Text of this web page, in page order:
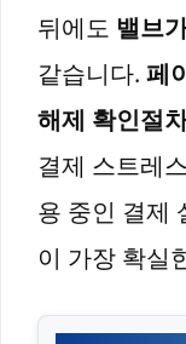
뒤에도 밸브
같습니다. 페
해제 확인절
결제 스트레
용 중인 결제
이 가장 확실